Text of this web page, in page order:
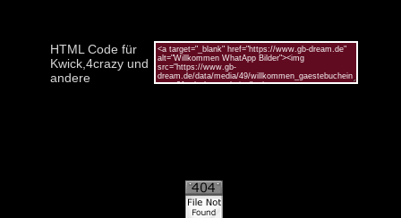
HTML Code für
Kwick,4crazy und
andere